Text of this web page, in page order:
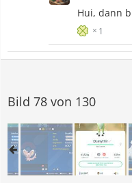
Hui, dann
1
Bild 78 von 130